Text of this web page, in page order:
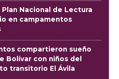
Nacional de Lectura
en campamentos
compartieron sueño
Bolívar con niños del
transitorio El Ávila